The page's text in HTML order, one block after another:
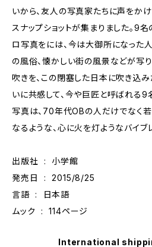
いから、友人の写真家たちに声をか
スナップショットが集まりました。9
ロ写真をには、今は大御所になった
の風俗、懐かしい街の風景などが写
吹きを、この閉塞した日本に吹き込
いに共感して、今や巨匠と呼ばれる
写真は、70年代OBの人だけでなく若
なるような、心に火を灯ようなバイブ
出版社 ‏ : ‎ 小学館
発売日 ‏ : ‎ 2015/8/25
言語 ‏ : ‎ 日本語
ムック ‏ : ‎ 114ページ
International